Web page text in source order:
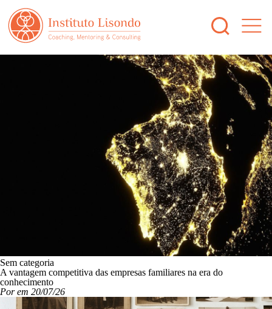
Sem categoria
A vantagem competitiva das empresas familiares na era do
conhecimento
Por em 20/07/26